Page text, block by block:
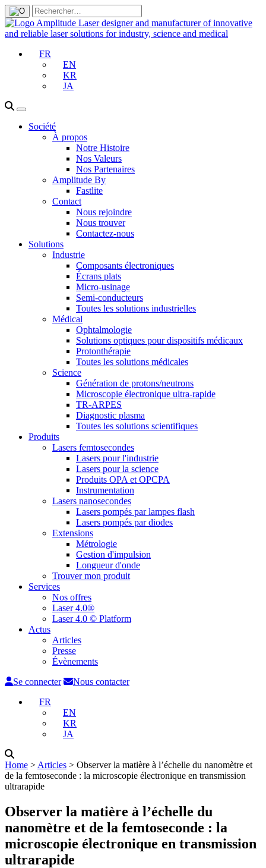
FR
EN
KR
JA
Société
À propos
Notre Histoire
Nos Valeurs
Nos Partenaires
Amplitude By
Fastlite
Contact
Nous rejoindre
Nous trouver
Contactez-nous
Solutions
Industrie
Composants électroniques
Écrans plats
Micro-usinage
Semi-conducteurs
Toutes les solutions industrielles
Médical
Ophtalmologie
Solutions optiques pour dispositifs médicaux
Protonthérapie
Toutes les solutions médicales
Science
Génération de protons/neutrons
Microscopie électronique ultra-rapide
TR-ARPES
Diagnostic plasma
Toutes les solutions scientifiques
Produits
Lasers femtosecondes
Lasers pour l'industrie
Lasers pour la science
Produits OPA et OPCPA
Instrumentation
Lasers nanosecondes
Lasers pompés par lampes flash
Lasers pompés par diodes
Extensions
Métrologie
Gestion d'impulsion
Longueur d'onde
Trouver mon produit
Services
Nos offres
Laser 4.0®
Laser 4.0 © Platform
Actus
Articles
Presse
Évènements
Se connecter
Nous contacter
FR
EN
KR
JA
Home ˃ Articles ˃ Observer la matière à l’échelle du nanomètre et
de la femtoseconde : la microscopie électronique en transmission
ultrarapide
Observer la matière à l’échelle du
nanomètre et de la femtoseconde : la
microscopie électronique en transmission
ultrarapide